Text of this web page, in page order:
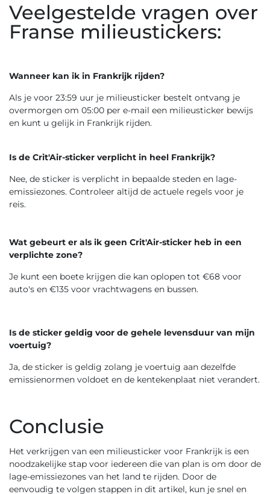
Veelgestelde vragen over
Franse milieustickers:
Wanneer kan ik in Frankrijk rijden?
Als je voor 23:59 uur je milieusticker bestelt ontvang je
overmorgen om 05:00 per e-mail een milieusticker bewijs
en kunt u gelijk in Frankrijk rijden.
Is de Crit'Air-sticker verplicht in heel Frankrijk?
Nee, de sticker is verplicht in bepaalde steden en lage-
emissiezones. Controleer altijd de actuele regels voor je
reis.
Wat gebeurt er als ik geen Crit'Air-sticker heb in een
verplichte zone?
Je kunt een boete krijgen die kan oplopen tot €68 voor
auto's en €135 voor vrachtwagens en bussen.
Is de sticker geldig voor de gehele levensduur van mijn
voertuig?
Ja, de sticker is geldig zolang je voertuig aan dezelfde
emissienormen voldoet en de kentekenplaat niet verandert.
Conclusie
Het verkrijgen van een milieusticker voor Frankrijk is een
noodzakelijke stap voor iedereen die van plan is om door de
lage-emissiezones van het land te rijden. Door de
eenvoudig te volgen stappen in dit artikel, kun je snel en